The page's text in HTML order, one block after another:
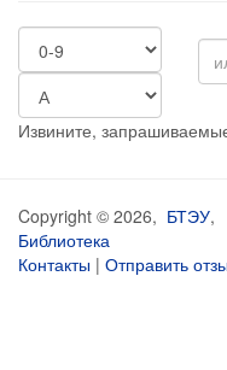
Извините,
Copyright © 2026, БТЭУ,
Библиотека
Контакты | Отправить